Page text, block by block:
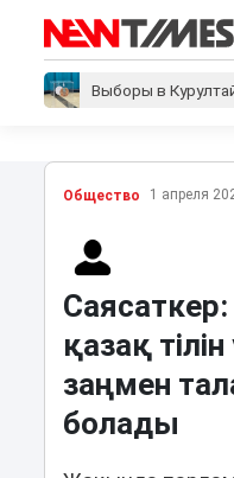
Выборы в
Общество 1 апреля
қазақ
заңмен
болады